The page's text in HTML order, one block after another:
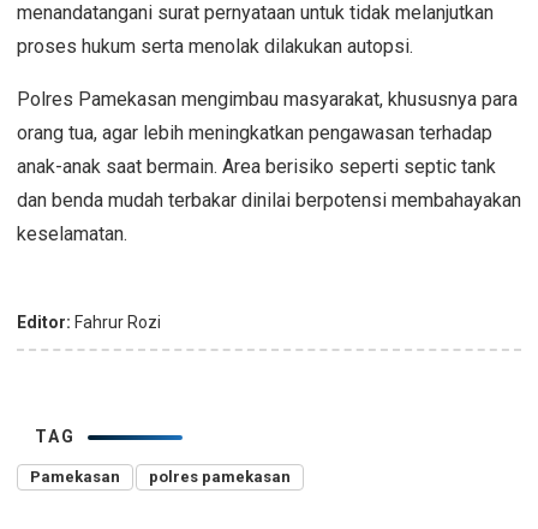
menandatangani surat pernyataan untuk tidak melanjutkan
proses hukum serta menolak dilakukan autopsi.
Polres Pamekasan mengimbau masyarakat, khususnya para
orang tua, agar lebih meningkatkan pengawasan terhadap
anak-anak saat bermain. Area berisiko seperti septic tank
dan benda mudah terbakar dinilai berpotensi membahayakan
keselamatan.
Editor: Fahrur Rozi
TAG
Pamekasan polres pamekasan